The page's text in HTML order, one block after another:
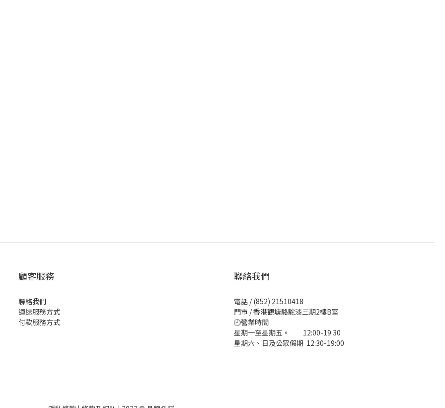
顧客服務
聯絡我們
運送服務方式
付款服務方式
聯絡我們
電話 / (852) 21510418
門市 / 香港觀塘駱駝漆三期2樓B室
🕘營業時間
星期一至星期五。 12:00-19:30
星期六、日及公眾假期 12:30-19:00